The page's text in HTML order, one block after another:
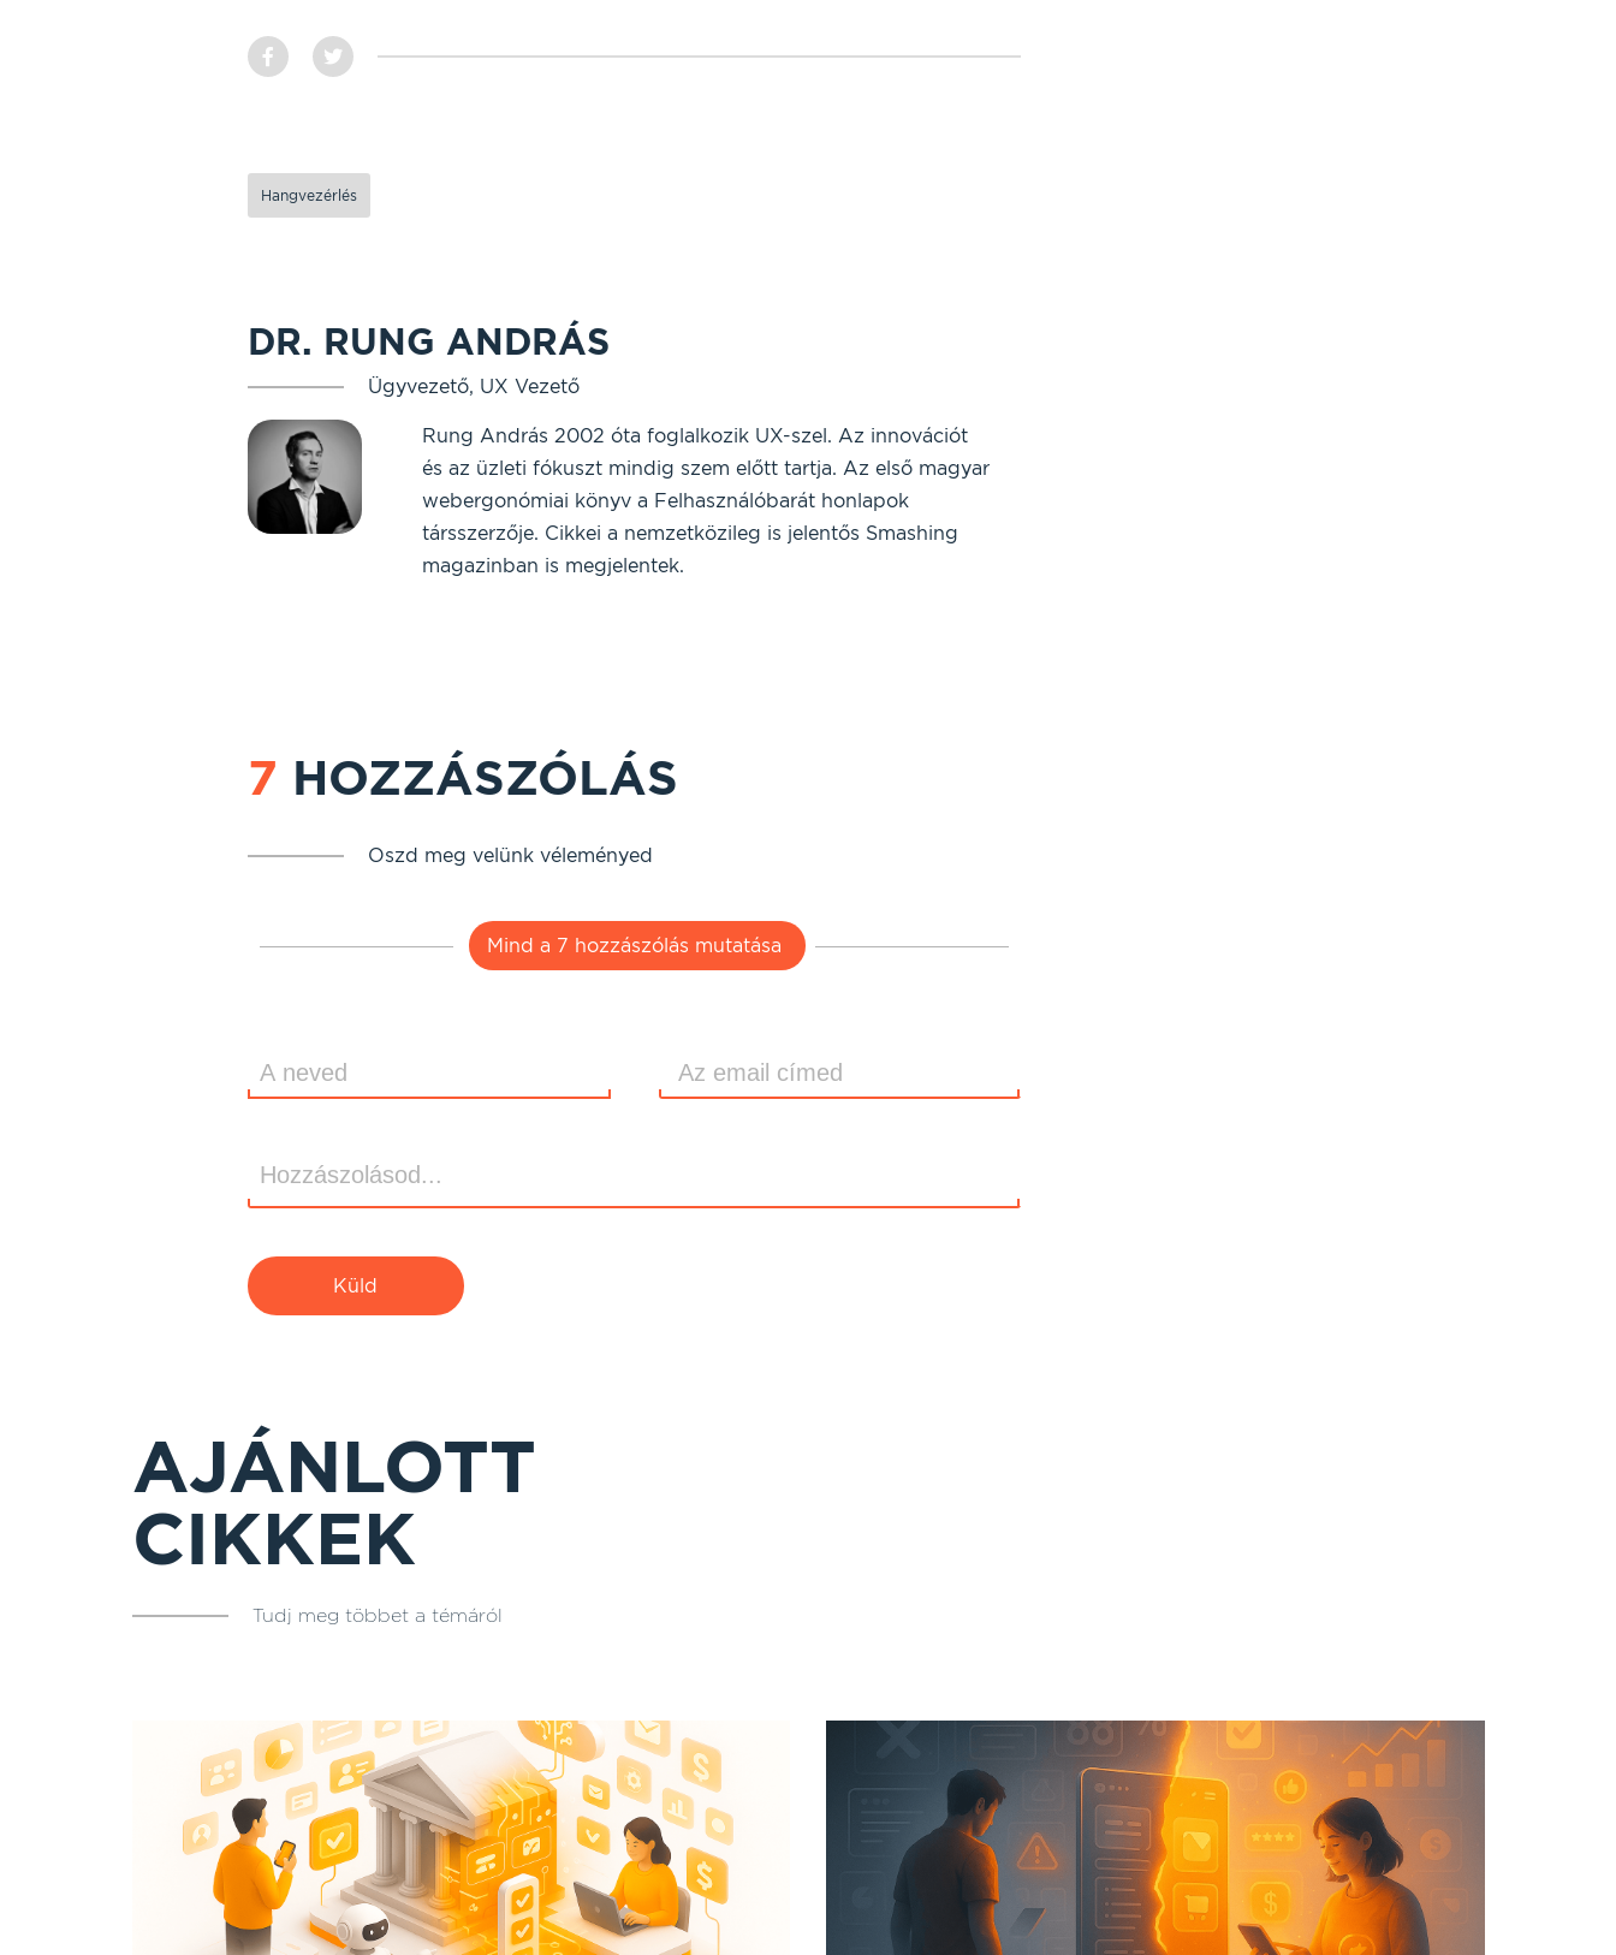
Hangvezérlés
DR. RUNG ANDRÁS
Ügyvezető, UX Vezető
Rung András 2002 óta foglalkozik UX-szel. Az innovációt
és az üzleti fókuszt mindig szem előtt tartja. Az első magyar
webergonómiai könyv a Felhasználóbarát honlapok
társszerzője. Cikkei a nemzetközileg is jelentős Smashing
magazinban is megjelentek.
7 HOZZÁSZÓLÁS
Oszd meg velünk véleményed
Mind a 7 hozzászólás mutatása
Küld
AJÁNLOTT
CIKKEK
Tudj meg többet a témáról